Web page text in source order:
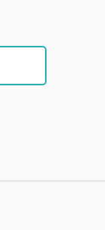
と、海と山を